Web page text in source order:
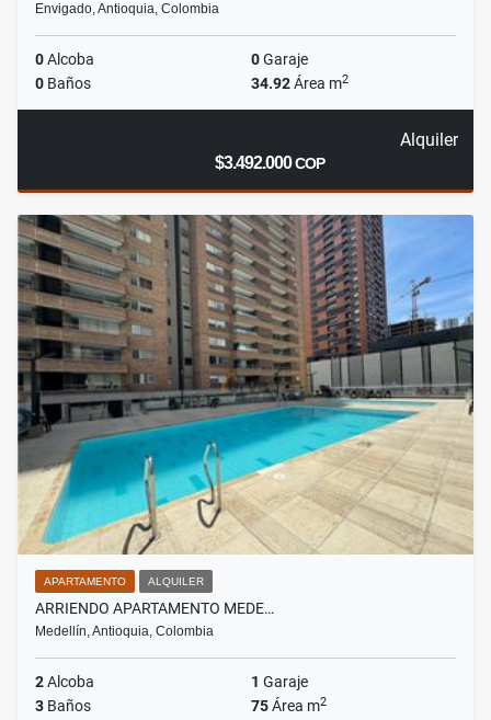
Envigado, Antioquia, Colombia
0Alcoba 0Garaje
0 Baños 34.92Área m2
Alquiler
$3.492.000COP
APARTAMENTO ALQUILER
ARRIENDO APARTAMENTO MEDE…
Medellín, Antioquia, Colombia
2Alcoba 1 Garaje
3 Baños 75Área m2